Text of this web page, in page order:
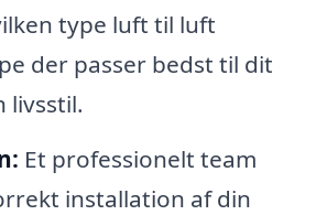
type luft til luft
der passer bedst til dit
livsstil.
Et professionelt team
installation af din